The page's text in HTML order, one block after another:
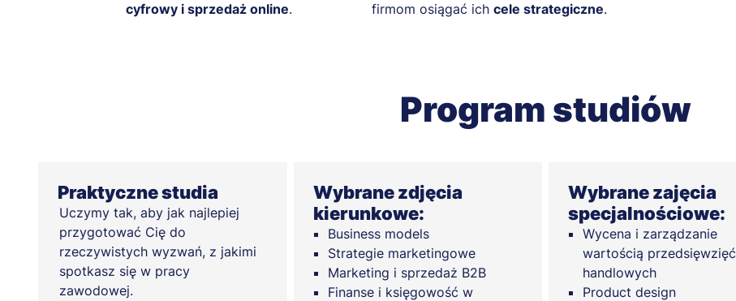
cyfrowy i sprzedaż online.
firmom osiągać ich cele strategiczne.
Program studiów
Praktyczne studia
Uczymy tak, aby jak najlepiej
przygotować Cię do
rzeczywistych wyzwań, z jakimi
spotkasz się w pracy
zawodowej.
Wybrane zdjęcia
kierunkowe:
Business models
Strategie marketingowe
Marketing i sprzedaż B2B
Finanse i księgowość w
Wybrane zajęcia
specjalnościowe:
Wycena i zarządzanie
wartością przedsięwzięć
handlowych
Product design